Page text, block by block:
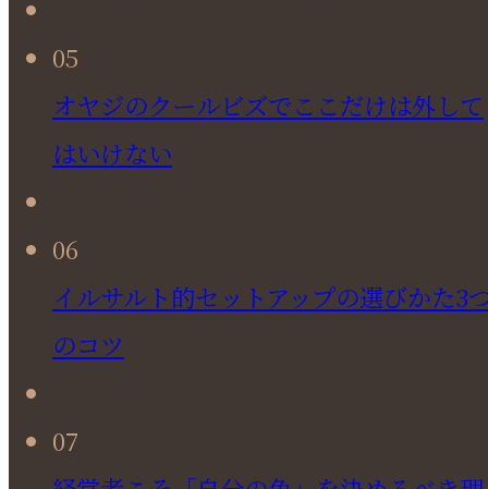
05
オヤジのクールビズでここだけは外して
はいけない
06
イルサルト的セットアップの選びかた3
のコツ
07